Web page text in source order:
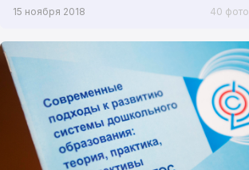
15 ноября 2018 40 фото